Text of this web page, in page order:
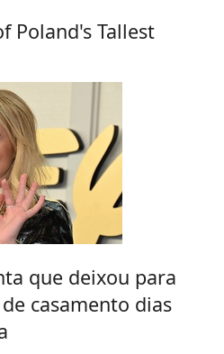
Poland's Tallest
que deixou para
casamento dias